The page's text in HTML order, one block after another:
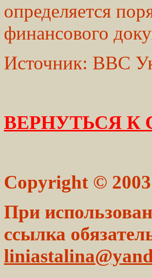
определяется
финансового
Источник: ВВС
ВЕРНУТЬСЯ К
Copyright ©
При
ссылка